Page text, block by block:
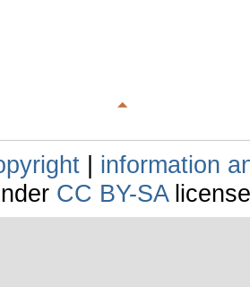
| information
CC BY-SA